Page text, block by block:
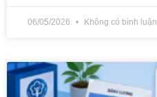
06/05/2026 Không có bình luận